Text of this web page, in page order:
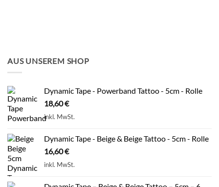
AUS UNSEREM SHOP
Dynamic Tape - Powerband Tattoo - 5cm - Rolle
18,60€
inkl. MwSt.
Dynamic Tape - Beige & Beige Tattoo - 5cm - Rolle
16,60€
inkl. MwSt.